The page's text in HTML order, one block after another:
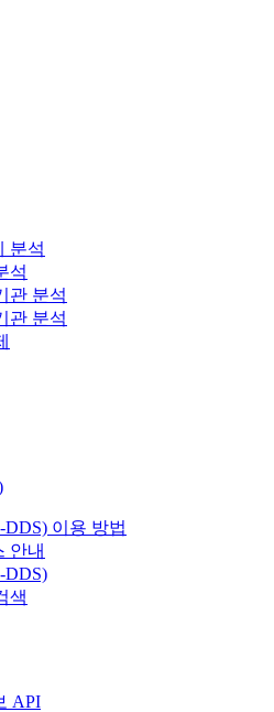
분석
석
관 분석
관 분석
이용 방법
안내
DDS)
색
API